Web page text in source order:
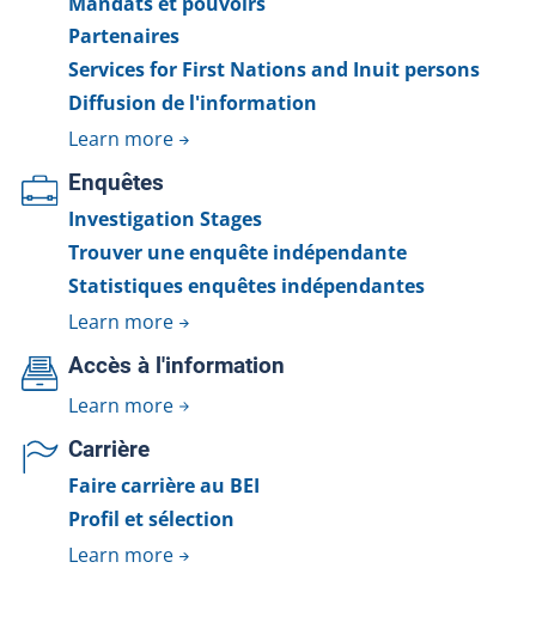
Partenaires
Services for First Nations and Inuit persons
Diffusion de l'information
Learn more
Enquêtes
Investigation Stages
Trouver une enquête indépendante
Statistiques enquêtes indépendantes
Learn more
Accès à l'information
Learn more
Carrière
Faire carrière au BEI
Profil et sélection
Learn more